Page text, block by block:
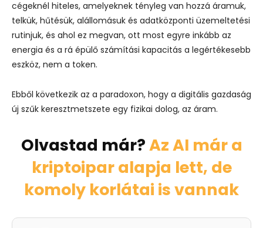
cégeknél hiteles, amelyeknek tényleg van hozzá áramuk,
telkük, hűtésük, alállomásuk és adatközponti üzemeltetési
rutinjuk, és ahol ez megvan, ott most egyre inkább az
energia és a rá épülő számítási kapacitás a legértékesebb
eszköz, nem a token.
Ebből következik az a paradoxon, hogy a digitális gazdaság
új szűk keresztmetszete egy fizikai dolog, az áram.
Olvastad már?Az AI már a
kriptoipar alapja lett, de
komoly korlátai is vannak